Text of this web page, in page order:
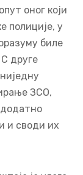
оног који
полиције, у
биле
друге
ЗСО,
додатно
и своди их